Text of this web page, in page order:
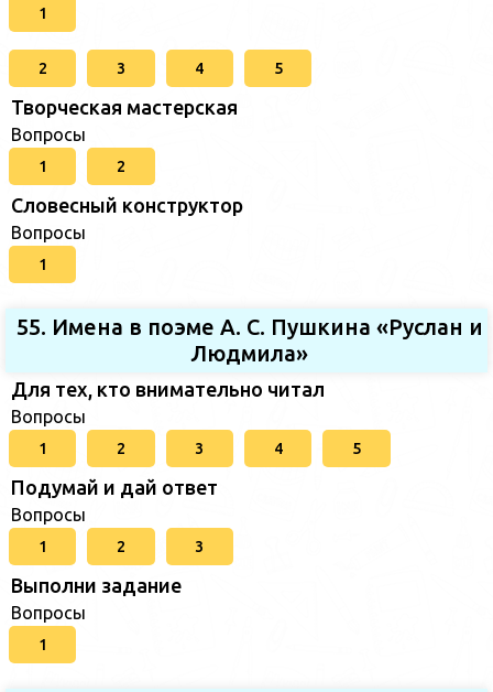
1
2 3 4 5
Творческая мастерская
Вопросы
1 2
Словесный конструктор
Вопросы
1
55. Имена в поэме А. С. Пушкина «Руслан и
Людмила»
Для тех, кто внимательно читал
Вопросы
1 2 3 4 5
Подумай и дай ответ
Вопросы
1 2 3
Выполни задание
Вопросы
1